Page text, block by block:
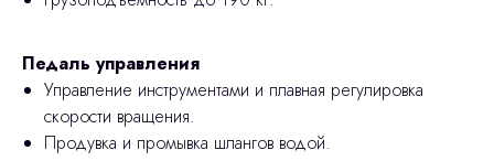
Педаль управления
Управление инструментами и плавная регулировка
скорости вращения.
Продувка и промывка шлангов водой.